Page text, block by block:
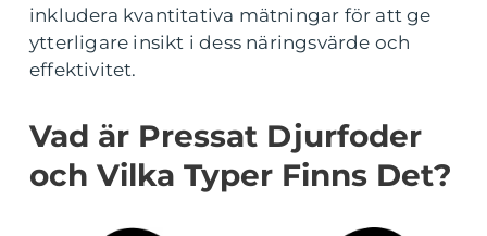
inkludera kvantitativa mätningar för att ge
ytterligare insikt i dess näringsvärde och
effektivitet.
Vad är Pressat Djurfoder
och Vilka Typer Finns Det?